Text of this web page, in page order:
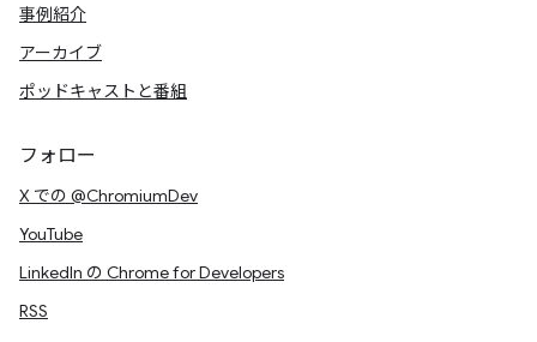
事例紹介
アーカイブ
ポッドキャストと番組
フォロー
X での @ChromiumDev
YouTube
LinkedIn の Chrome for Developers
RSS